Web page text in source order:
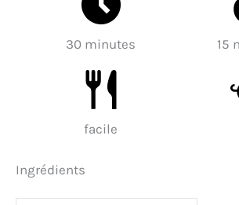
30 minutes 15
facile
Ingrédients